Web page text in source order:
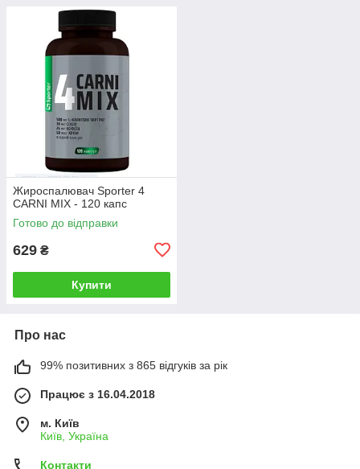
Жироспалювач Sporter 4
CARNI MIX - 120 капс
Готово до відправки
629 ₴
Купити
Про нас
99% позитивних з 865 відгуків за рік
Працює з 16.04.2018
м. Київ
Київ, Україна
Контакти